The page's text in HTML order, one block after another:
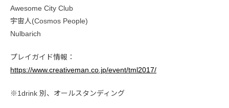
Awesome City Club
宇宙人(Cosmos People)
Nulbarich
プレイガイド情報：
https://www.creativeman.co.jp/event/tml2017/
※1drink 別、オールスタンディング